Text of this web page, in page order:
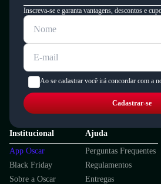
Inscreva-se e garanta vantagens, descontos e
Ao se cadastrar você irá concordar com a
Cadastrar-se
Institucional
App Oscar
Black Friday
Sobre a Oscar
Ajuda
Perguntas Frequentes
Regulamentos
Entregas